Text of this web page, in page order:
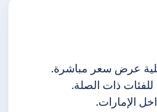
عرض سعر مباشرة.
ذات الصلة.
الإمارات.